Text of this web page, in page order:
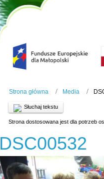
Strona główna Media
Słuchaj tekstu
Strona dostosowana jest dla potrzeb
DSC00532